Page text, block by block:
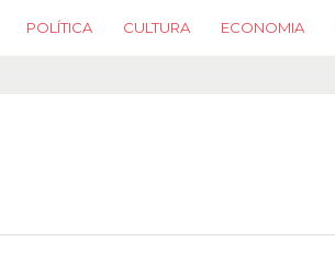
POLÍTICA CULTURA ECONOMIA